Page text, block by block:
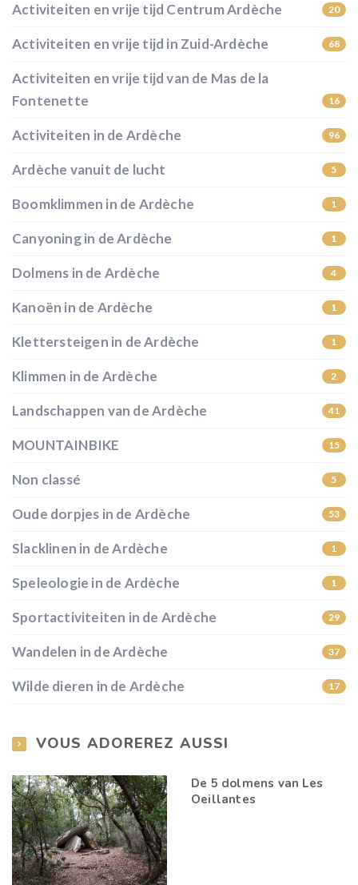
Activiteiten en vrije tijd Centrum Ardèche 20
Activiteiten en vrije tijd in Zuid-Ardèche 68
Activiteiten en vrije tijd van de Mas de la
Fontenette
16
Activiteiten in de Ardèche 96
Ardèche vanuit de lucht 5
Boomklimmen in de Ardèche 1
Canyoning in de Ardèche 1
Dolmens in de Ardèche 4
Kanoën in de Ardèche 1
Klettersteigen in de Ardèche 1
Klimmen in de Ardèche 2
Landschappen van de Ardèche 41
MOUNTAINBIKE 15
Non classé 5
Oude dorpjes in de Ardèche 53
Slacklinen in de Ardèche 1
Speleologie in de Ardèche 1
Sportactiviteiten in de Ardèche 29
Wandelen in de Ardèche 37
Wilde dieren in de Ardèche 17
VOUS ADOREREZ AUSSI
De 5 dolmens van Les
Oeillantes